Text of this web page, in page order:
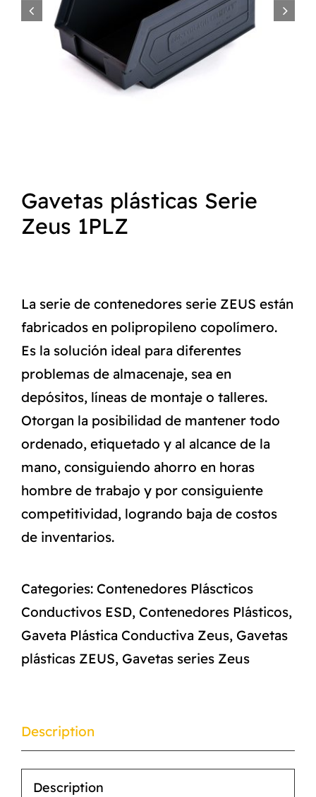
NORMAS ISO
CATÁLOGO
 
Gavetas plásticas Serie
Zeus 1PLZ
La serie de contenedores serie ZEUS están
fabricados en polipropileno copolímero.
Es la solución ideal para diferentes
problemas de almacenaje, sea en
depósitos, líneas de montaje o talleres.
Otorgan la posibilidad de mantener todo
ordenado, etiquetado y al alcance de la
mano, consiguiendo ahorro en horas
hombre de trabajo y por consiguiente
competitividad, logrando baja de costos
de inventarios.
Categories: Contenedores Pláscticos
Conductivos ESD, Contenedores Plásticos,
Gaveta Plástica Conductiva Zeus, Gavetas
plásticas ZEUS, Gavetas series Zeus
Description
Description